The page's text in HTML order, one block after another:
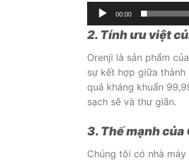
00:00
2. Tính ưu việt
Orenji là sản phẩm
sự kết hợp giữa thành
quả kháng khuẩn
sạch sẽ và thư giãn.
3. Thế mạnh của
Chúng tôi có nhà